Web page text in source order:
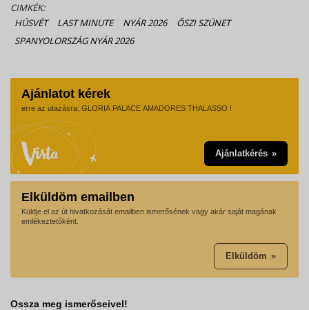
CIMKÉK:
HÚSVÉT
LAST MINUTE NYÁR 2026
ŐSZI SZÜNET
SPANYOLORSZÁG NYÁR 2026
Ajánlatot kérek
erre az utazásra: GLORIA PALACE AMADORES THALASSO !
Ajánlatkérés
Elküldöm emailben
Küldje el az út hivatkozását emailben ismerősének vagy akár saját magának
emlékeztetőként.
Elküldöm
Ossza meg ismerőseivel!